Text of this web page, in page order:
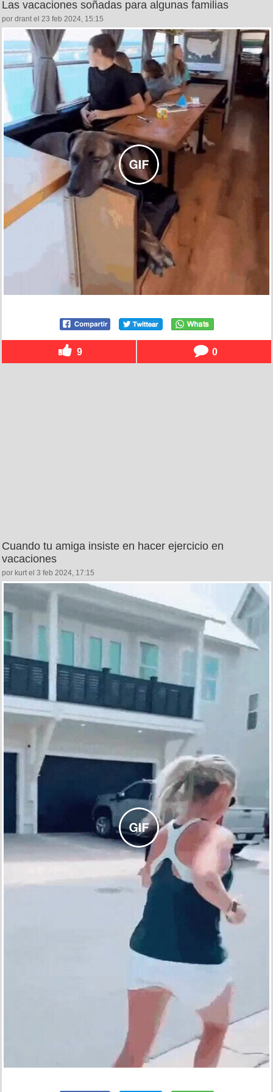
Las vacaciones soñadas para algunas familias
por drant el 23 feb 2024, 15:15
9 0
Cuando tu amiga insiste en hacer ejercicio en
vacaciones
por kurt el 3 feb 2024, 17:15